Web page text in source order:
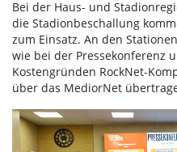
Bei der Haus- und
die Stadionbeschallung
zum Einsatz. An den
wie bei der Pressekonferenz
Kostengründen RockNet-
über das MediorNet